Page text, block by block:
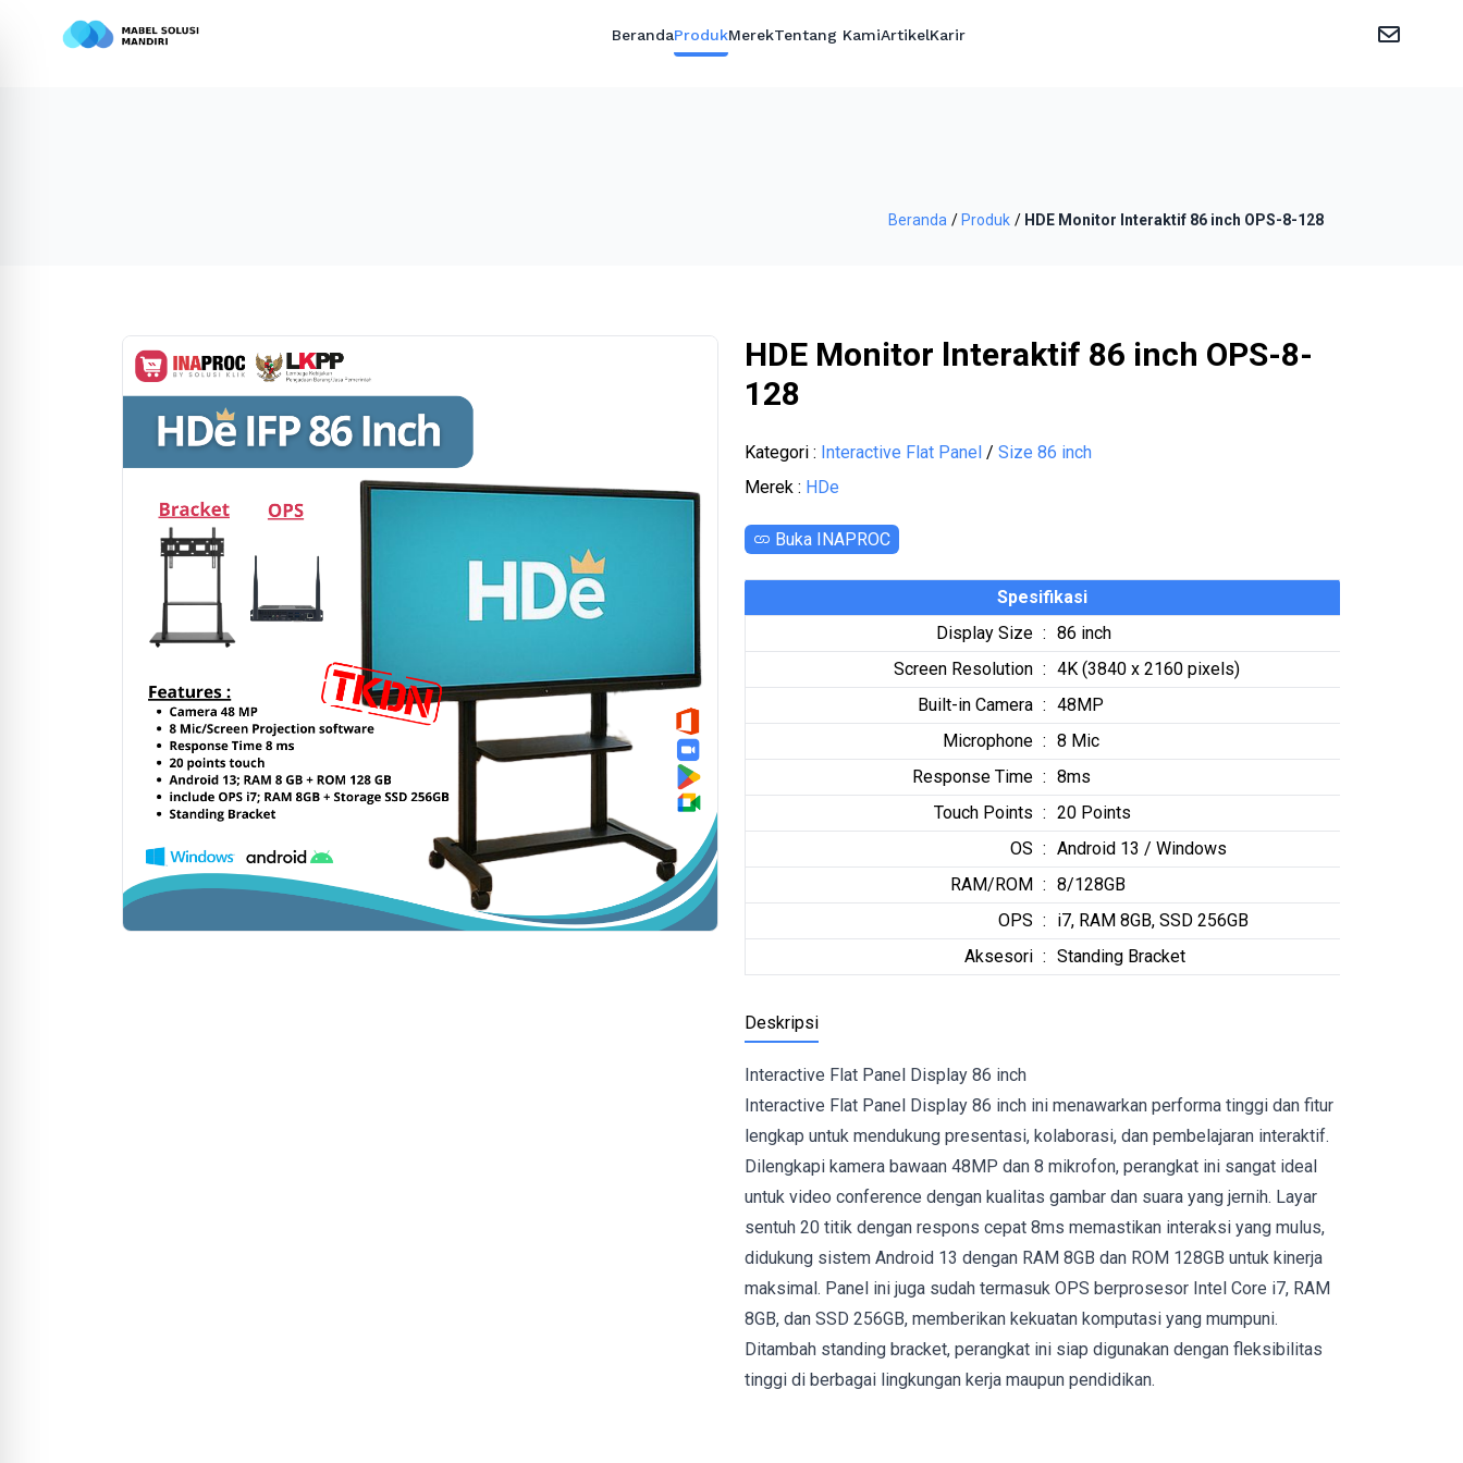
BerandaProdukMerekTentang KamiArtikelKarir
Beranda Produk HDE Monitor lnteraktif 86 inch OPS-8-128
HDE Monitor lnteraktif 86 inch OPS-8-
128
Kategori : Interactive Flat Panel/ Size 86 inch
Merek : HDe
Buka INAPROC
Spesifikasi
Display Size : 86 inch
Screen Resolution : 4K (3840 x 2160 pixels)
Built-in Camera : 48MP
Microphone : 8 Mic
Response Time : 8ms
Touch Points : 20 Points
OS : Android 13 / Windows
RAM/ROM : 8/128GB
OPS :
i7, RAM 8GB, SSD 256GB
Aksesori : Standing Bracket
Deskripsi
Interactive Flat Panel Display 86 inch
Interactive Flat Panel Display 86 inch ini menawarkan performa tinggi dan fitur
lengkap untuk mendukung presentasi, kolaborasi, dan pembelajaran interaktif.
Dilengkapi kamera bawaan 48MP dan 8 mikrofon, perangkat ini sangat ideal
untuk video conference dengan kualitas gambar dan suara yang jernih. Layar
sentuh 20 titik dengan respons cepat 8ms memastikan interaksi yang mulus,
didukung sistem Android 13 dengan RAM 8GB dan ROM 128GB untuk kinerja
maksimal. Panel ini juga sudah termasuk OPS berprosesor Intel Core i7, RAM
8GB, dan SSD 256GB, memberikan kekuatan komputasi yang mumpuni.
Ditambah standing bracket, perangkat ini siap digunakan dengan fleksibilitas
tinggi di berbagai lingkungan kerja maupun pendidikan.